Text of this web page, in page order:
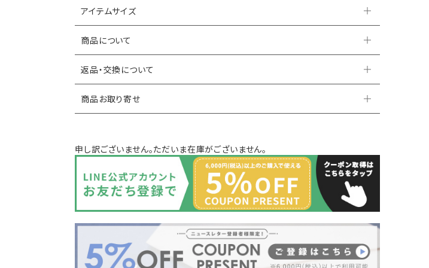
アイテムサイズ
商品について
返品・交換について
商品お取り寄せ
申し訳ございません。ただいま在庫がございません。